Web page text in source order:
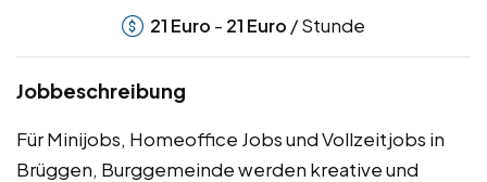
21 Euro - 21 Euro / Stunde
Jobbeschreibung
Für Minijobs, Homeoffice Jobs und Vollzeitjobs in
Brüggen, Burggemeinde werden kreative und